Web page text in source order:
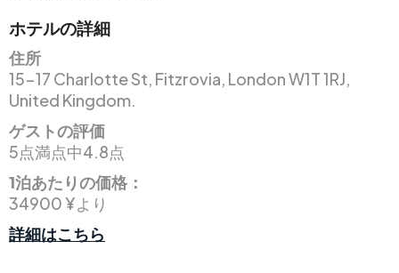
ホテルの詳細
住所
15-17 Charlotte St, Fitzrovia, London W1T 1RJ,
United Kingdom.
ゲストの評価
5点満点中4.8点
1泊あたりの価格：
34900 ¥より
詳細はこちら